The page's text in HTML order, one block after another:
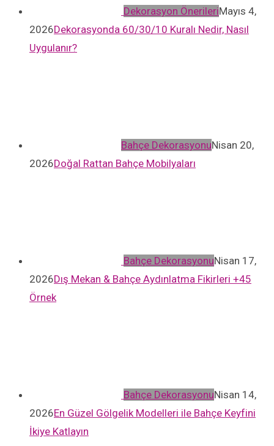
Dekorasyon ÖnerileriMayıs 4,
2026Dekorasyonda 60/30/10 Kuralı Nedir, Nasıl
Uygulanır?
Bahçe DekorasyonuNisan 20,
2026Doğal Rattan Bahçe Mobilyaları
Bahçe DekorasyonuNisan 17,
2026Dış Mekan & Bahçe Aydınlatma Fikirleri +45
Örnek
Bahçe DekorasyonuNisan 14,
2026En Güzel Gölgelik Modelleri ile Bahçe Keyfini
İkiye Katlayın